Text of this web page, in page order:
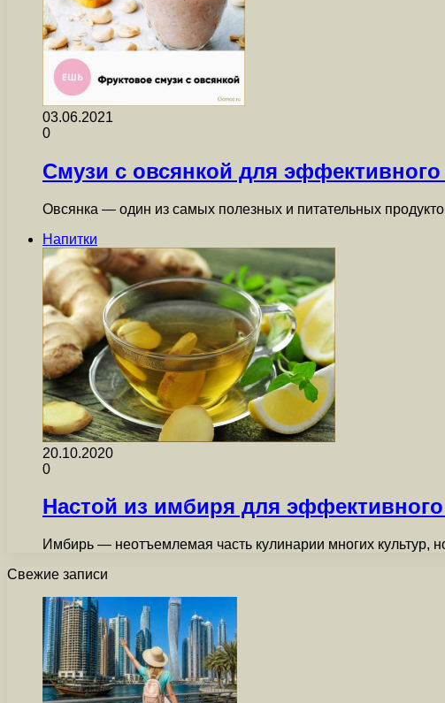
03.06.2021
0
Смузи с овсянкой для
Овсянка — один из самых полезных и питательных
Напитки
20.10.2020
0
Настой из имбиря для
Имбирь — неотъемлемая часть кулинарии многих культур,
Свежие записи